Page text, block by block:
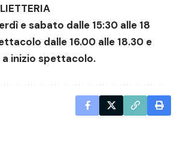
e sabato dalle 15:30 alle 18
dalle 16.00 alle 18.30 e
a inizio spettacolo.